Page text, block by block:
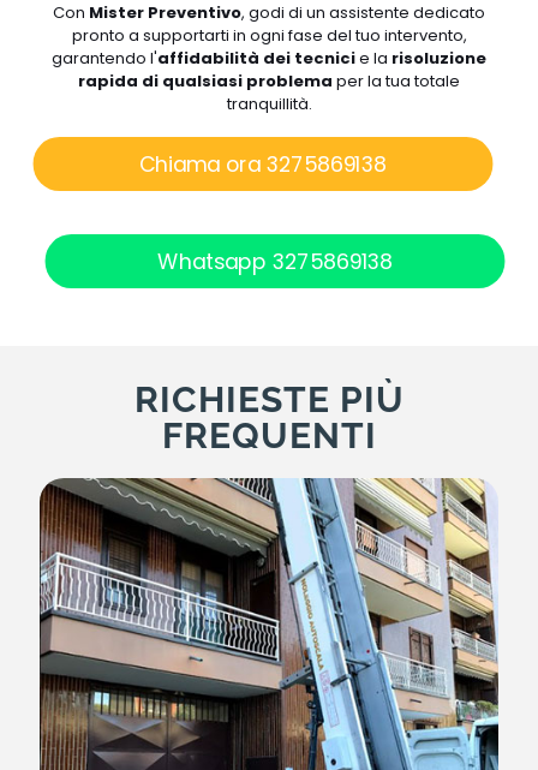
Con Mister Preventivo, godi di un assistente dedicato
pronto a supportarti in ogni fase del tuo intervento,
garantendo l'affidabilità dei tecnicie la risoluzione
rapida di qualsiasi problema per la tua totale
tranquillità.
Chiama ora 3275869138
Whatsapp 3275869138
RICHIESTE PIÙ
FREQUENTI